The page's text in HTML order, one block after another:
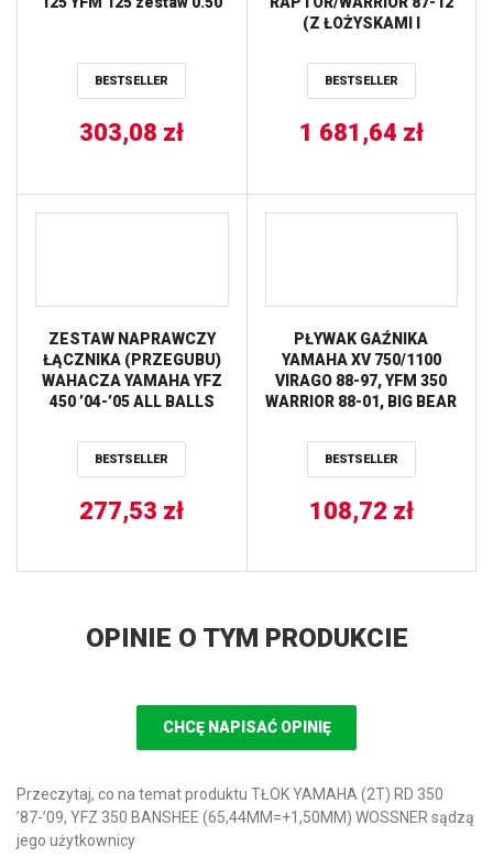
BESTSELLER
303,08 zł
(Z ŁOŻYSKAMI I
WAŁ ORAZ KOMPLETEM
USZCZELEK NA DÓŁ
BESTSELLER
1 681,64 zł
ZESTAW NAPRAWCZY
ŁĄCZNIKA (PRZEGUBU)
WAHACZA YAMAHA YFZ
450 ’04-’05 ALL BALLS
BESTSELLER
277,53 zł
PŁYWAK GAŹNIKA
YAMAHA XV 750/1100
VIRAGO 88-97, YFM 350
WARRIOR 88-01, BIG BEAR
93-98 TOURMAX
BESTSELLER
108,72 zł
OPINIE O TYM PRODUKCIE
CHCĘ NAPISAĆ OPINIĘ
Przeczytaj, co na temat produktu TŁOK YAMAHA (2T) RD 350
’87-’09, YFZ 350 BANSHEE (65,44MM=+1,50MM) WOSSNER sądzą
jego użytkownicy